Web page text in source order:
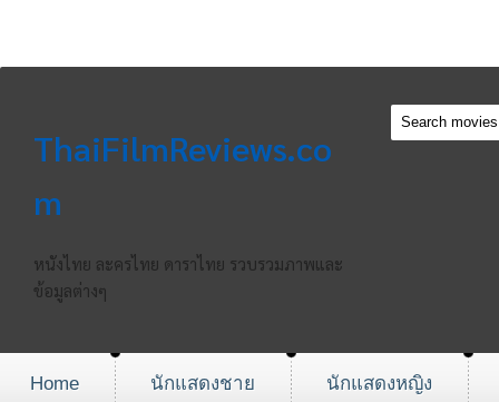
ThaiFilmReviews.co
m
หนังไทย ละครไทย ดาราไทย รวบรวมภาพและ
ข้อมูลต่างๆ
Home นักแสดงชาย นักแสดงหญิง